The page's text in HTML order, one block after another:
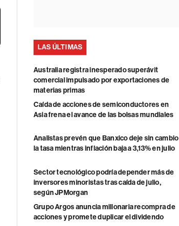
LAS ÚLTIMAS
Australia registra inesperado superávit
comercial impulsado por exportaciones de
materias primas
Caída de acciones de semiconductores en
Asia frena el avance de las bolsas mundiales
Analistas prevén que Banxico deje sin cambio
la tasa mientras inflación baja a 3,13% en julio
Sector tecnológico podría depender más de
inversores minoristas tras caída de julio,
según JPMorgan
Grupo Argos anuncia millonaria recompra de
acciones y promete duplicar el dividendo